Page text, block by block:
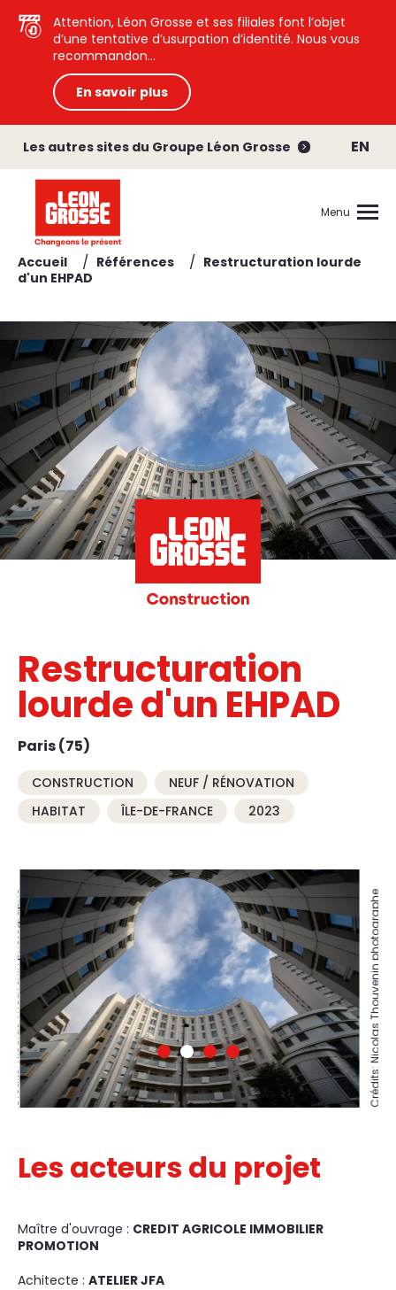
Attention, Léon Grosse et ses filiales font l’objet
d’une tentative d’usurpation d’identité. Nous vous
recommandon...
En savoir plus
Les autres sites du Groupe Léon Grosse EN
Menu
Accueil / Références / Restructuration lourde
d'un EHPAD
Restructuration
lourde d'un EHPAD
Paris (75)
CONSTRUCTION
NEUF / RÉNOVATION
HABITAT
ÎLE-DE-FRANCE 2023
Crédits: Nicolas Thouvenin photographe Crédits: Nicolas Thouvenin photographe
Les acteurs du projet
Maître d'ouvrage : CREDIT AGRICOLE IMMOBILIER
PROMOTION
Achitecte : ATELIER JFA